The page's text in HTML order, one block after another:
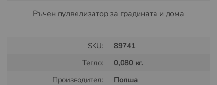
Ръчен пулвелизатор за градината и дома
SKU:
89741
Тегло:
0,080 кг.
Производител:
Полша